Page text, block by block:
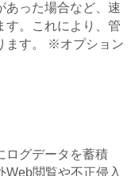
あった場合など、速
す。これにより、管
ます。 ※オプション
ログデータを蓄積
Web閲覧や不正侵入